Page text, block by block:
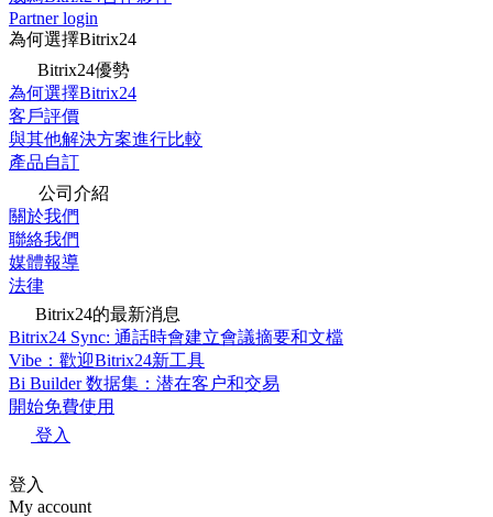
Partner login
為何選擇Bitrix24
Bitrix24優勢
為何選擇Bitrix24
客戶評價
與其他解決方案進行比較
產品自訂
公司介紹
關於我們
聯絡我們
媒體報導
法律
Bitrix24的最新消息
Bitrix24 Sync: 通話時會建立會議摘要和文檔
Vibe：歡迎Bitrix24新工具
Bi Builder 数据集：潜在客户和交易
開始免費使用
登入
登入
My account